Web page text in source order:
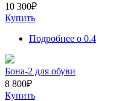
10 300₽
Купить
Подробнее о 0.4
Бона-2 для обуви
8 800₽
Купить